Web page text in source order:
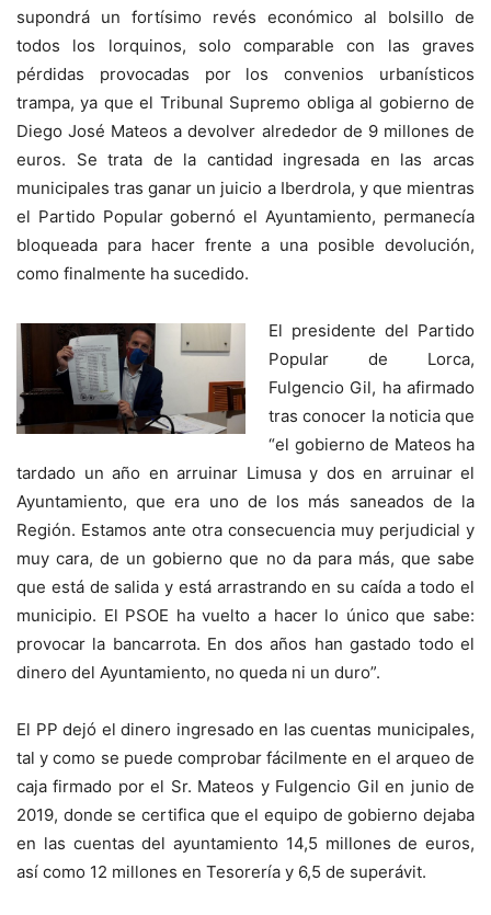
supondrá un fortísimo revés económico al bolsillo de
todos los lorquinos, solo comparable con las graves
pérdidas provocadas por los convenios urbanísticos
trampa, ya que el Tribunal Supremo obliga al gobierno de
Diego José Mateos a devolver alrededor de 9 millones de
euros. Se trata de la cantidad ingresada en las arcas
municipales tras ganar un juicio a Iberdrola, y que mientras
el Partido Popular gobernó el Ayuntamiento, permanecía
bloqueada para hacer frente a una posible devolución,
como finalmente ha sucedido.
El presidente del Partido
Popular de Lorca,
Fulgencio Gil, ha afirmado
tras conocer la noticia que
“el gobierno de Mateos ha
tardado un año en arruinar Limusa y dos en arruinar el
Ayuntamiento, que era uno de los más saneados de la
Región. Estamos ante otra consecuencia muy perjudicial y
muy cara, de un gobierno que no da para más, que sabe
que está de salida y está arrastrando en su caída a todo el
municipio. El PSOE ha vuelto a hacer lo único que sabe:
provocar la bancarrota. En dos años han gastado todo el
dinero del Ayuntamiento, no queda ni un duro”.
El PP dejó el dinero ingresado en las cuentas municipales,
tal y como se puede comprobar fácilmente en el arqueo de
caja firmado por el Sr. Mateos y Fulgencio Gil en junio de
2019, donde se certifica que el equipo de gobierno dejaba
en las cuentas del ayuntamiento 14,5 millones de euros,
así como 12 millones en Tesorería y 6,5 de superávit.